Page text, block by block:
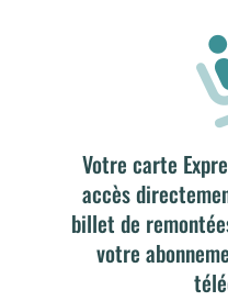
Votre carte
accès
billet de
votre